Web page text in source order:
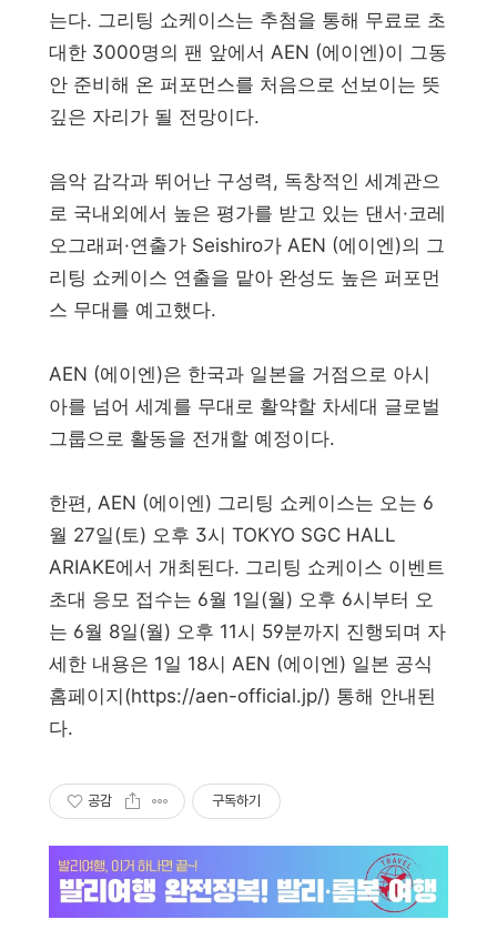
는다. 그리팅 쇼케이스는 추첨을 통해 무료로 초
대한 3000명의 팬 앞에서 AEN (에이엔)이 그동
안 준비해 온 퍼포먼스를 처음으로 선보이는 뜻
깊은 자리가 될 전망이다.
음악 감각과 뛰어난 구성력, 독창적인 세계관으
로 국내외에서 높은 평가를 받고 있는 댄서·코레
오그래퍼·연출가 Seishiro가 AEN (에이엔)의 그
리팅 쇼케이스 연출을 맡아 완성도 높은 퍼포먼
스 무대를 예고했다.
AEN (에이엔)은 한국과 일본을 거점으로 아시
아를 넘어 세계를 무대로 활약할 차세대 글로벌
그룹으로 활동을 전개할 예정이다.
한편, AEN (에이엔) 그리팅 쇼케이스는 오는 6
월 27일(토) 오후 3시 TOKYO SGC HALL
ARIAKE에서 개최된다. 그리팅 쇼케이스 이벤트
초대 응모 접수는 6월 1일(월) 오후 6시부터 오
는 6월 8일(월) 오후 11시 59분까지 진행되며 자
세한 내용은 1일 18시 AEN (에이엔) 일본 공식
홈페이지(https://aen-official.jp/) 통해 안내된
다.
공감 구독하기